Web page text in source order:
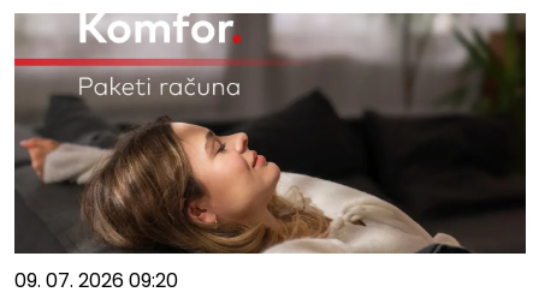
09. 07. 2026 09:20